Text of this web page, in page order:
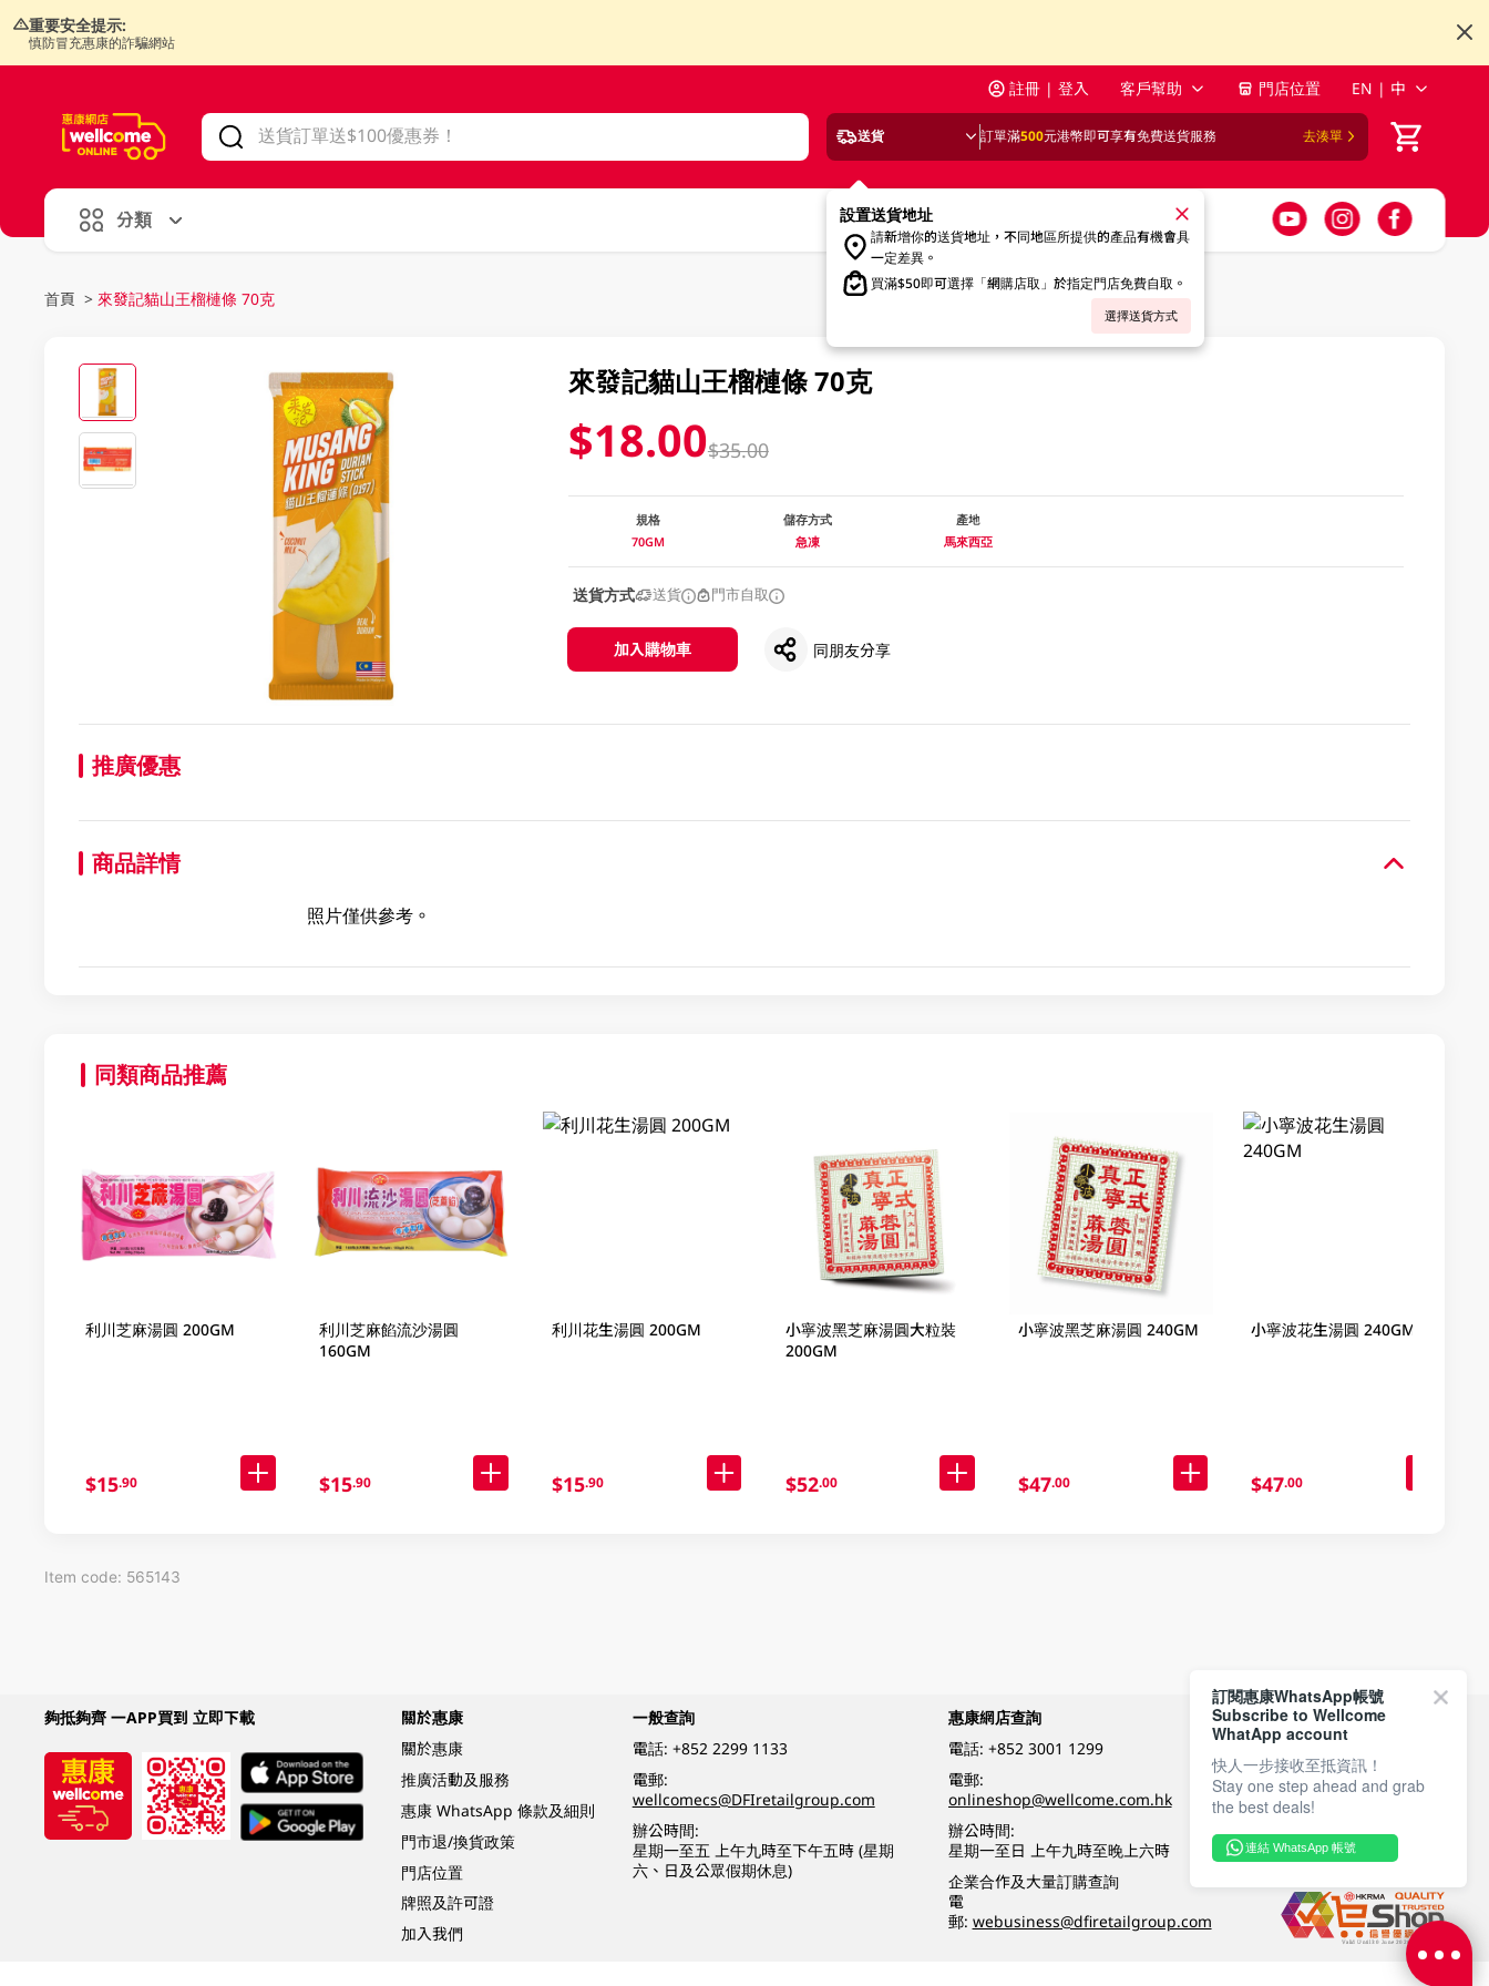
重要安全提示:
慎防冒充惠康的詐騙網站
註冊 | 登入 客戶幫助 門店位置 EN | 中
送貨 訂單滿500元港幣即可享有免費送貨服務 去湊單
設置送貨地址
請新增你的送貨地址，不同地區所提供的產品有機會具
一定差異。
買滿$50即可選擇「網購店取」於指定門店免費自取。
選擇送貨方式
分類
首頁 > 來發記貓山王榴槤條 70克
來發記貓山王榴槤條 70克
$18.00$35.00
規格
70GM
儲存方式
急凍
產地
馬來西亞
送貨方式 送貨 門市自取
加入購物車 同朋友分享
推廣優惠
商品詳情
照片僅供參考。
同類商品推薦
利川芝麻湯圓 200GM
$15.90
利川芝麻餡流沙湯圓
160GM
$15.90
利川花生湯圓 200GM
$15.90
小寧波黑芝麻湯圓大粒裝
200GM
$52.00
小寧波黑芝麻湯圓 240GM
$47.00
小寧波花生湯圓 240GM
$47.00
Item code: 565143
夠抵夠齊 一APP買到 立即下載
關於惠康
關於惠康
推廣活動及服務
惠康 WhatsApp 條款及細則
門市退/換貨政策
門店位置
牌照及許可證
加入我們
一般查詢
電話: +852 2299 1133
電郵:
wellcomecs@DFIretailgroup.com
辦公時間:
星期一至五 上午九時至下午五時 (星期
六、日及公眾假期休息)
惠康網店查詢
電話: +852 3001 1299
電郵:
onlineshop@wellcome.com.hk
辦公時間:
星期一至日 上午九時至晚上六時
企業合作及大量訂購查詢
電
郵: webusiness@dfiretailgroup.com
付款方式
關注我們
訂閱惠康WhatsApp帳號
Subscribe to Wellcome
WhatApp account
快人一步接收至抵資訊！
Stay one step ahead and grab
the best deals!
連結 WhatsApp 帳號